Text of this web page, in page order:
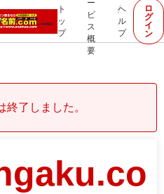
ト
ッ
プ
ー
ビ
ス
概
要
ヘ
ル
プ
ロ
グ
イ
ン
終了しました。